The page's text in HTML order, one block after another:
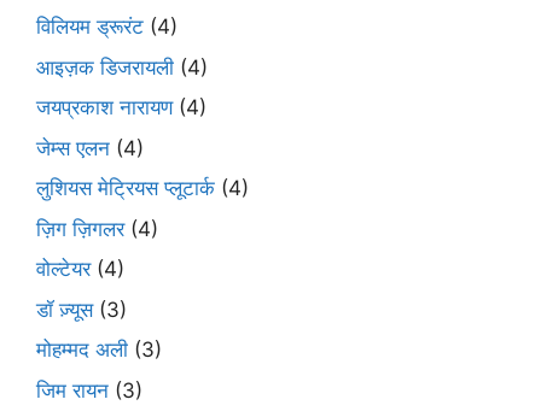
विलियम ड्रूरंट (4)
आइज़क डिजरायली (4)
जयप्रकाश नारायण(4)
जेम्स एलन (4)
लुशियस मेट्रियस प्लूटार्क (4)
ज़िग ज़िगलर(4)
वोल्टेयर(4)
डॉ ज़्यूस(3)
मोहम्मद अली (3)
जिम रायन (3)